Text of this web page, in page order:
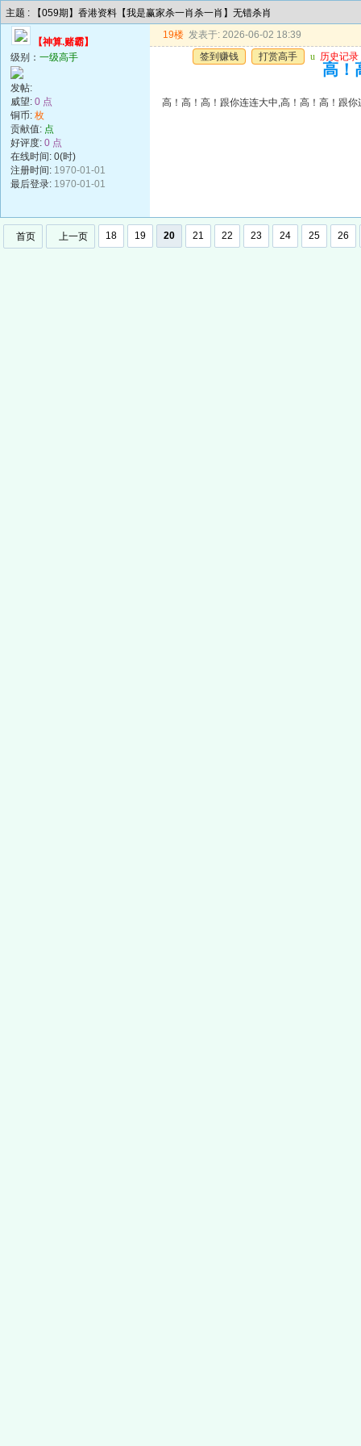
主题 : 【059期】香港资料【我是赢家杀一肖杀一肖】无错杀肖
【神算.赌霸】
级别： 一级高手
发帖:
威望: 0 点
铜币: 枚
贡献值: 点
好评度: 0 点
在线时间: 0(时)
注册时间: 1970-01-01
最后登录: 1970-01-01
19楼 发表于: 2026-06-02 18:39
签到赚钱
打赏高手 u 历史记录
高！
高！高！高！跟你连连大中,高！高！高！跟你
首页 上一页 18 19 20 21 22 23 24 25 26